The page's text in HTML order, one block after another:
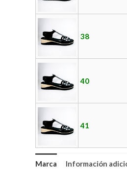
38
40
41
Marca Información